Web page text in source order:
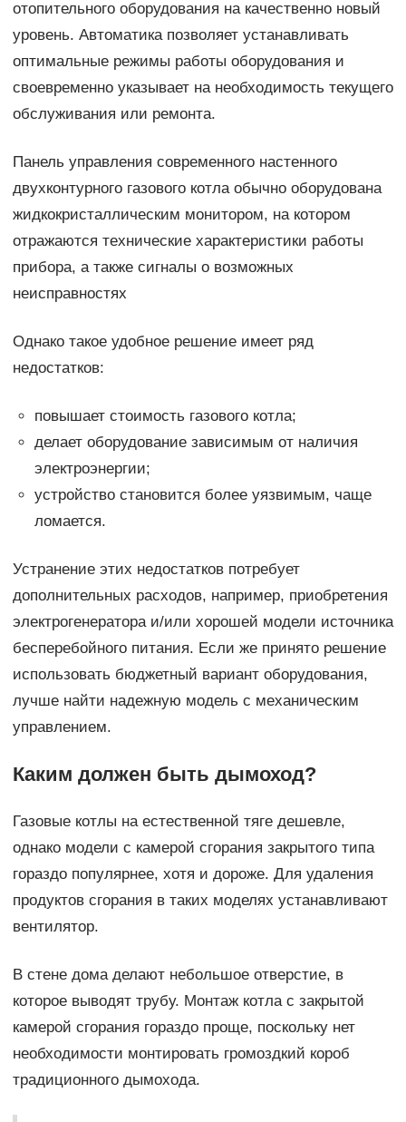
отопительного оборудования на качественно новый
уровень. Автоматика позволяет устанавливать
оптимальные режимы работы оборудования и
своевременно указывает на необходимость текущего
обслуживания или ремонта.
Панель управления современного настенного
двухконтурного газового котла обычно оборудована
жидкокристаллическим монитором, на котором
отражаются технические характеристики работы
прибора, а также сигналы о возможных
неисправностях
Однако такое удобное решение имеет ряд
недостатков:
повышает стоимость газового котла;
делает оборудование зависимым от наличия
электроэнергии;
устройство становится более уязвимым, чаще
ломается.
Устранение этих недостатков потребует
дополнительных расходов, например, приобретения
электрогенератора и/или хорошей модели источника
бесперебойного питания. Если же принято решение
использовать бюджетный вариант оборудования,
лучше найти надежную модель с механическим
управлением.
Каким должен быть дымоход?
Газовые котлы на естественной тяге дешевле,
однако модели с камерой сгорания закрытого типа
гораздо популярнее, хотя и дороже. Для удаления
продуктов сгорания в таких моделях устанавливают
вентилятор.
В стене дома делают небольшое отверстие, в
которое выводят трубу. Монтаж котла с закрытой
камерой сгорания гораздо проще, поскольку нет
необходимости монтировать громоздкий короб
традиционного дымохода.